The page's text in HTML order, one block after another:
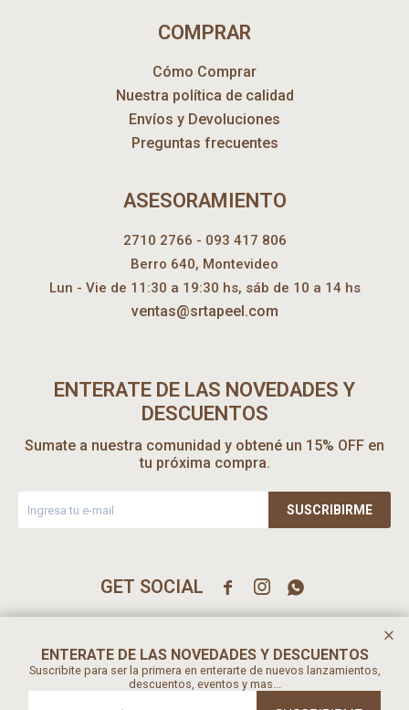
COMPRAR
Cómo Comprar
Nuestra política de calidad
Envíos y Devoluciones
Preguntas frecuentes
ASESORAMIENTO
2710 2766 - 093 417 806
Berro 640, Montevideo
Lun - Vie de 11:30 a 19:30 hs, sáb de 10 a 14 hs
ventas@srtapeel.com
ENTERATE DE LAS NOVEDADES Y
DESCUENTOS
Sumate a nuestra comunidad y obtené un 15% OFF en
tu próxima compra.
SUSCRIBIRME
  
ENTERATE DE LAS NOVEDADES Y DESCUENTOS
Suscribite para ser la primera en enterarte de nuevos lanzamientos,
descuentos, eventos y mas...